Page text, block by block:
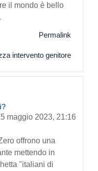
il mondo è bello
Permalink
intervento genitore
maggio 2023, 21:16
offrono una
mettendo in
"italiani di